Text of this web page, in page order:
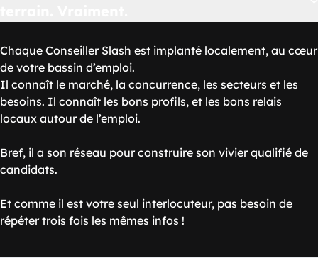
Chaque Conseiller Slash est implanté localement, au cœur
de votre bassin d’emploi.
Il connaît le marché, la concurrence, les secteurs et les
besoins. Il connaît les bons profils, et les bons relais
locaux autour de l’emploi.
Bref, il a son réseau pour construire son vivier qualifié de
candidats.
Et comme il est votre seul interlocuteur, pas besoin de
répéter trois fois les mêmes infos !